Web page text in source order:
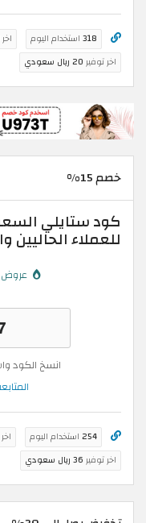
318 استخدام اليوم
اخر توفير 20 ريال سعودي
خصم 15%
للعملاء الحاليين
عروض
انسخ الكود
254 استخدام اليوم
اخر توفير 36 ريال سعودي